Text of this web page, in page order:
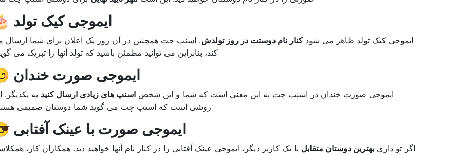
ایموجی کیک تولد
ایموجی کیک تولد ظاهر می شودکنار نام دوستت در روز تولدش. اسنپ ​​چت همچنین در آن روز یک اعلان برای شما ارسال
کند، بنابراین می توانید مطمئن باشید که تولد آنها را تبریک می
ایموجی صورت خندان
ایموجی صورت خندان در اسنپ چت به این معنی است که شما و این شخص اسنپ ​​های زیادی ارسال کنید به یکدیگر.
روشی است که اسنپ چت می گوید شما دوستان صمیمی
ایموجی صورت با عینک آفتابی
اگر تو داری بهترین دوستان متقابل با یک کاربر دیگر، ایموجی عینک آفتابی را در کنار نام آنها خواهید دید. همکاران کار،